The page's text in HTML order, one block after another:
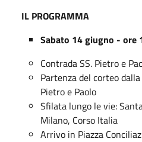
IL PROGRAMMA
Sabato 14 giugno - ore
Contrada SS. Pietro e
Partenza del corteo
Pietro e Paolo
Sfilata lungo le vie:
Milano, Corso Italia
Arrivo in Piazza